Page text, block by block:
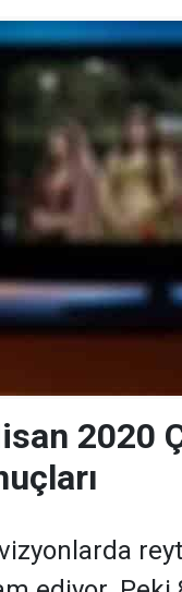
2020